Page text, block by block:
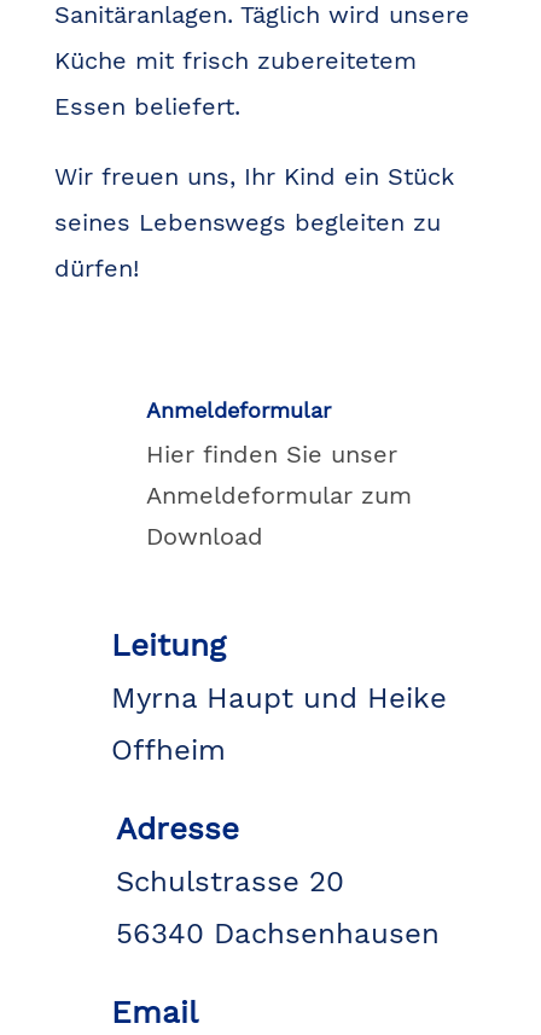
Sanitäranlagen. Täglich wird unsere
Küche mit frisch zubereitetem
Essen beliefert.
Wir freuen uns, Ihr Kind ein Stück
seines Lebenswegs begleiten zu
dürfen!
Anmeldeformular
Hier finden Sie unser
Anmeldeformular zum
Download
Leitung
Myrna Haupt und Heike
Offheim
Adresse
Schulstrasse 20
56340 Dachsenhausen
Email